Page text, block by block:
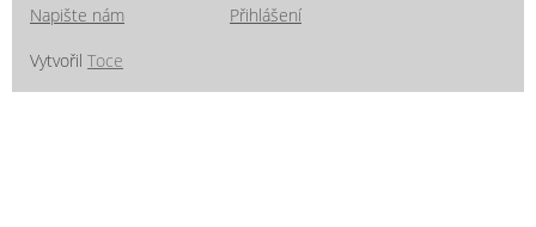
Napište nám
Přihlášení
Vytvořil Toce